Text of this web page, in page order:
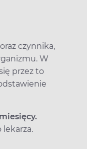
czynnika,
W
przez to
lekarza.